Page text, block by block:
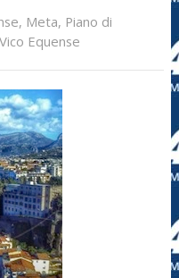
, Meta, Piano di
Vico Equense